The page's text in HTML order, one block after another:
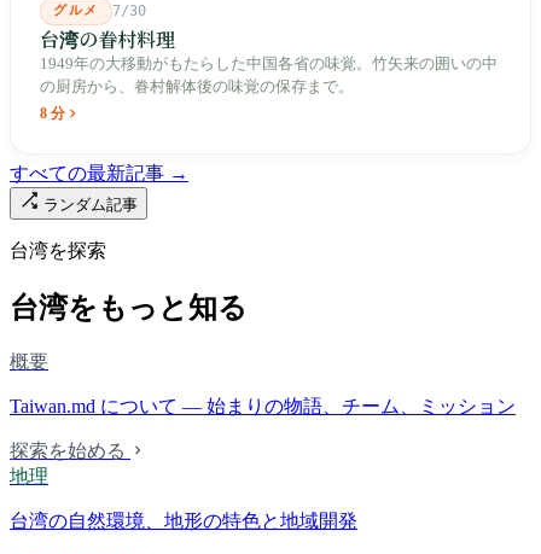
グルメ 7/30
台湾の眷村料理
1949年の大移動がもたらした中国各省の味覚。竹矢来の囲いの中
の厨房から、眷村解体後の味覚の保存まで。
8 分
すべての最新記事 →
ランダム記事
台湾を探索
台湾をもっと知る
概要
Taiwan.md について — 始まりの物語、チーム、ミッション
探索を始める
地理
台湾の自然環境、地形の特色と地域開発